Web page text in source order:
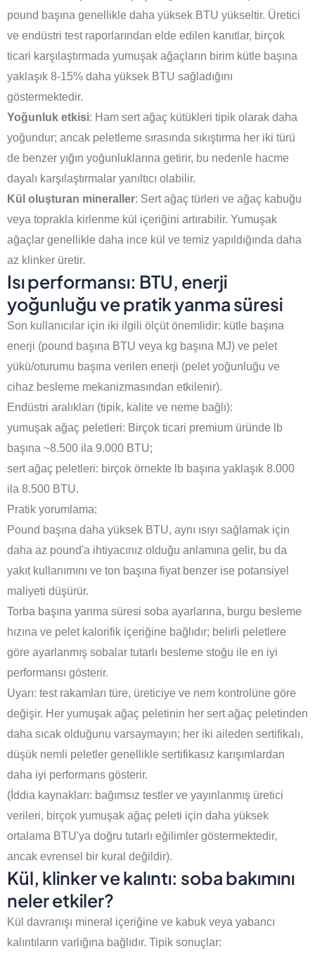
pound başına genellikle daha yüksek BTU yükseltir. Üretici
ve endüstri test raporlarından elde edilen kanıtlar, birçok
ticari karşılaştırmada yumuşak ağaçların birim kütle başına
yaklaşık 8-15% daha yüksek BTU sağladığını
göstermektedir.
Yoğunluk etkisi: Ham sert ağaç kütükleri tipik olarak daha
yoğundur; ancak peletleme sırasında sıkıştırma her iki türü
de benzer yığın yoğunluklarına getirir, bu nedenle hacme
dayalı karşılaştırmalar yanıltıcı olabilir.
Kül oluşturan mineraller: Sert ağaç türleri ve ağaç kabuğu
veya toprakla kirlenme kül içeriğini artırabilir. Yumuşak
ağaçlar genellikle daha ince kül ve temiz yapıldığında daha
az klinker üretir.
Isı performansı: BTU, enerji
yoğunluğu ve pratik yanma süresi
Son kullanıcılar için iki ilgili ölçüt önemlidir: kütle başına
enerji (pound başına BTU veya kg başına MJ) ve pelet
yükü/oturumu başına verilen enerji (pelet yoğunluğu ve
cihaz besleme mekanizmasından etkilenir).
Endüstri aralıkları (tipik, kalite ve neme bağlı):
yumuşak ağaç peletleri: Birçok ticari premium üründe lb
başına ~8.500 ila 9.000 BTU;
sert ağaç peletleri: birçok örnekte lb başına yaklaşık 8.000
ila 8.500 BTU.
Pratik yorumlama:
Pound başına daha yüksek BTU, aynı ısıyı sağlamak için
daha az pound'a ihtiyacınız olduğu anlamına gelir, bu da
yakıt kullanımını ve ton başına fiyat benzer ise potansiyel
maliyeti düşürür.
Torba başına yanma süresi soba ayarlarına, burgu besleme
hızına ve pelet kalorifik içeriğine bağlıdır; belirli peletlere
göre ayarlanmış sobalar tutarlı besleme stoğu ile en iyi
performansı gösterir.
Uyarı: test rakamları türe, üreticiye ve nem kontrolüne göre
değişir. Her yumuşak ağaç peletinin her sert ağaç peletinden
daha sıcak olduğunu varsaymayın; her iki aileden sertifikalı,
düşük nemli peletler genellikle sertifikasız karışımlardan
daha iyi performans gösterir.
(İddia kaynakları: bağımsız testler ve yayınlanmış üretici
verileri, birçok yumuşak ağaç peleti için daha yüksek
ortalama BTU'ya doğru tutarlı eğilimler göstermektedir,
ancak evrensel bir kural değildir).
Kül, klinker ve kalıntı: soba bakımını
neler etkiler?
Kül davranışı mineral içeriğine ve kabuk veya yabancı
kalıntıların varlığına bağlıdır. Tipik sonuçlar: